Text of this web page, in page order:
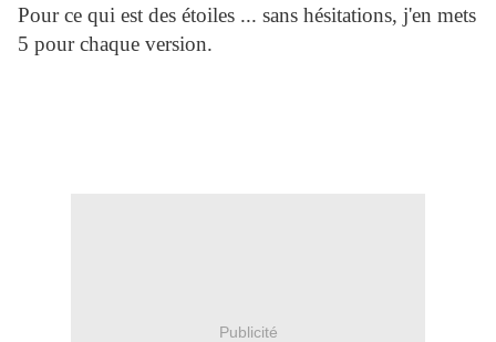
Pour ce qui est des étoiles ... sans hésitations, j'en mets
5 pour chaque version.
Publicité